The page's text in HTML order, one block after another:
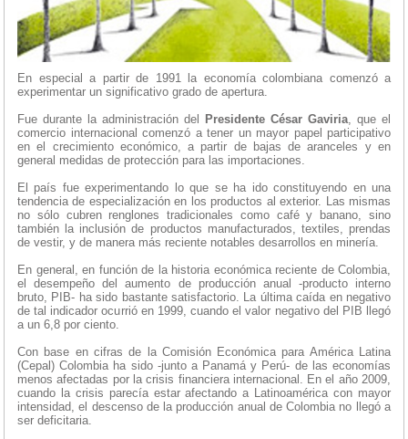
En especial a partir de 1991 la economía colombiana comenzó a
experimentar un significativo grado de apertura.
Fue durante la administración del
Presidente César Gaviria , que el
comercio internacional comenzó a tener un mayor papel participativo
en el crecimiento económico, a partir de bajas de aranceles y en
general medidas de protección para las importaciones.
El país fue experimentando lo que se ha ido constituyendo en una
tendencia de especialización en los productos al exterior. Las mismas
no sólo cubren renglones tradicionales como café y banano, sino
también la inclusión de productos manufacturados, textiles, prendas
de vestir, y de manera más reciente notables desarrollos en minería.
En general, en función de la historia económica reciente de Colombia,
el desempeño del aumento de producción anual -producto interno
bruto, PIB- ha sido bastante satisfactorio. La última caída en negativo
de tal indicador ocurrió en 1999, cuando el valor negativo del PIB llegó
a un 6,8 por ciento.
Con base en cifras de la Comisión Económica para América Latina
(Cepal) Colombia ha sido -junto a Panamá y Perú- de las economías
menos afectadas por la crisis financiera internacional. En el año 2009,
cuando la crisis parecía estar afectando a Latinoamérica con mayor
intensidad, el descenso de la producción anual de Colombia no llegó a
ser deficitaria.